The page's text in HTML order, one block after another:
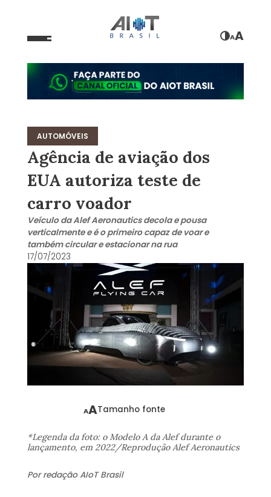
AA
AUTOMÓVEIS
Agência de aviação dos
EUA autoriza teste de
carro voador
Veículo da Alef Aeronautics decola e pousa
verticalmente e é o primeiro capaz de voar e
também circular e estacionar na rua
17/07/2023
AATamanho fonte
*Legenda da foto: o Modelo A da Alef durante o
lançamento, em 2022/Reprodução Alef Aeronautics
Por redação AIoT Brasil